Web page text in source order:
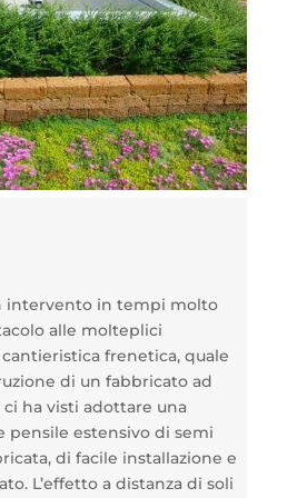
intervento in tempi molto
alle molteplici
frenetica, quale
di un fabbricato ad
ha visti adottare una
pensile estensivo di semi
di facile installazione e
L’effetto a distanza di soli